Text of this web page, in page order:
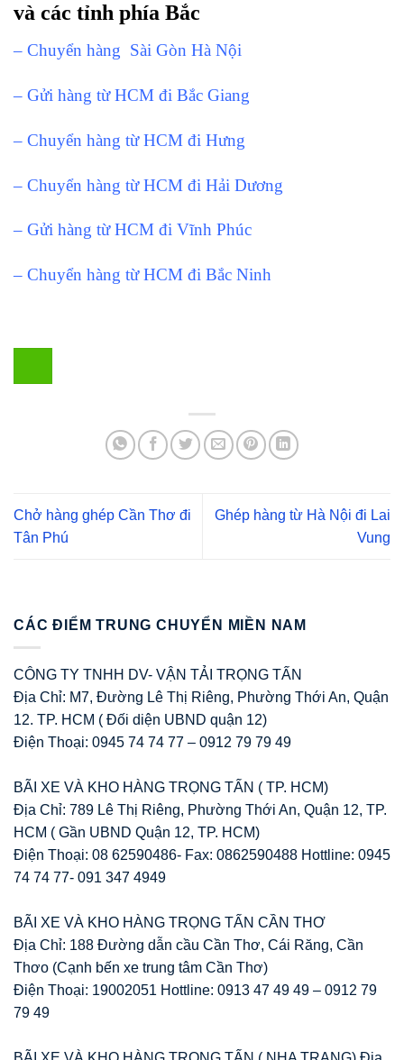
và các tỉnh phía Bắc
– Chuyển hàng Sài Gòn Hà Nội
– Gửi hàng từ HCM đi Bắc Giang
– Chuyển hàng từ HCM đi Hưng
– Chuyển hàng từ HCM đi Hải Dương
– Gửi hàng từ HCM đi Vĩnh Phúc
– Chuyển hàng từ HCM đi Bắc Ninh
Chở hàng ghép Cần Thơ đi
Tân Phú
Ghép hàng từ Hà Nội đi Lai
Vung
CÁC ĐIỂM TRUNG CHUYỂN MIỀN NAM
CÔNG TY TNHH DV- VẬN TẢI TRỌNG TẤN
Địa Chỉ: M7, Đường Lê Thị Riêng, Phường Thới An, Quận
12. TP. HCM ( Đối diện UBND quận 12)
Điện Thoại: 0945 74 74 77 – 0912 79 79 49
BÃI XE VÀ KHO HÀNG TRỌNG TẤN ( TP. HCM)
Địa Chỉ: 789 Lê Thị Riêng, Phường Thới An, Quận 12, TP.
HCM ( Gần UBND Quận 12, TP. HCM)
Điện Thoại: 08 62590486- Fax: 0862590488 Hottline: 0945
74 74 77- 091 347 4949
BÃI XE VÀ KHO HÀNG TRỌNG TẤN CẦN THƠ
Địa Chỉ: 188 Đường dẫn cầu Cần Thơ, Cái Răng, Cần
Thơo (Cạnh bến xe trung tâm Cần Thơ)
Điện Thoại: 19002051 Hottline: 0913 47 49 49 – 0912 79
79 49